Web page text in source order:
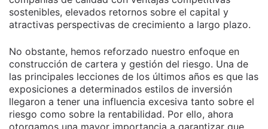
sostenibles, elevados retornos sobre el capital y
atractivas perspectivas de crecimiento a largo plazo.
No obstante, hemos reforzado nuestro enfoque en
construcción de cartera y gestión del riesgo. Una de
las principales lecciones de los últimos años es que las
exposiciones a determinados estilos de inversión
llegaron a tener una influencia excesiva tanto sobre el
riesgo como sobre la rentabilidad. Por ello, ahora
otorgamos una mayor importancia a garantizar que